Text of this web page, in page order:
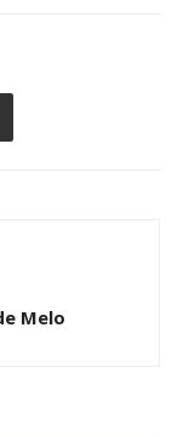
Melo